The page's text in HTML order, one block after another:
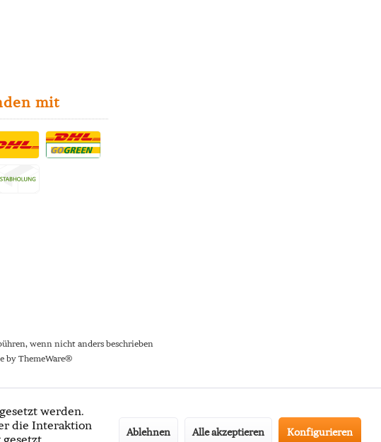
mit
wenn nicht anders beschrieben
by ThemeWare®
werden.
die Interaktion
Ablehnen Alle akzeptieren Konfigurieren